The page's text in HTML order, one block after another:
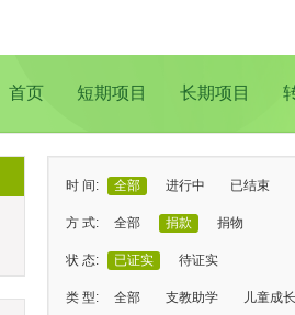
首页 短期项目 长期项目
时 间: 全部 进行中 已结束
方 式: 全部 捐款 捐物
状 态: 已证实 待证实
类 型: 全部 支教助学 儿童成长